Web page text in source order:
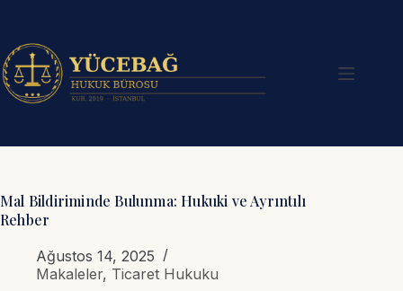
content
Mal Bildiriminde Bulunma: Hukuki ve Ayrıntılı
Rehber
Ağustos 14, 2025
Makaleler, Ticaret Hukuku